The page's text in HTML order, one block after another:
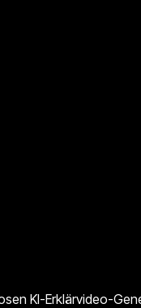
KI-Erklärvideo-